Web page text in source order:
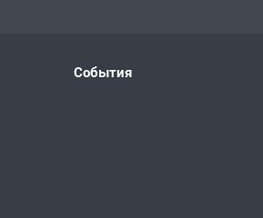
События